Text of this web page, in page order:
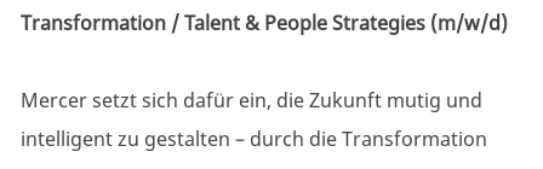
Transformation / Talent & People Strategies (m/w/d)
Mercer setzt sich dafür ein, die Zukunft mutig und
intelligent zu gestalten – durch die Transformation